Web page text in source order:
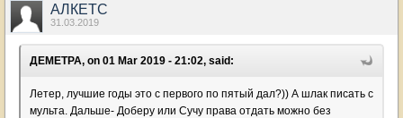
АЛКЕТС
31.03.2019
ДЕМЕТРА, on 01 Mar 2019 - 21:02, said:
Летер, лучшие годы это с первого по пятый дал?)) А шлак писать с
мульта. Дальше- Доберу или Сучу права отдать можно без